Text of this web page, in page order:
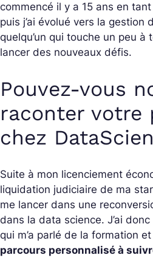
commencé il y a 15 ans en tant
puis j’ai évolué vers la gestion
quelqu’un qui touche un peu à
lancer des nouveaux défis.
Pouvez-vous
raconter votre
chez
Suite à mon licenciement
liquidation judiciaire de ma
me lancer dans une
dans la data science. J’ai
qui m’a parlé de la formation et
parcours personnalisé à